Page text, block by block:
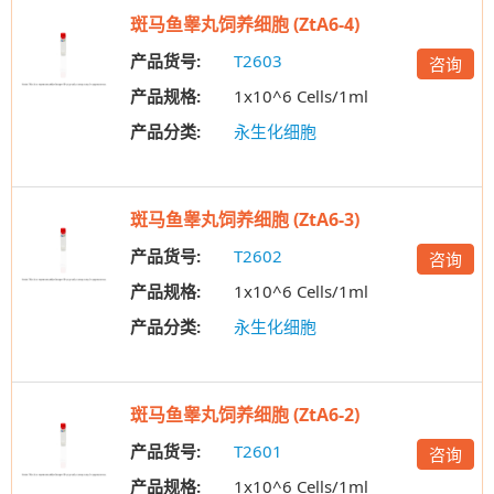
斑马鱼睾丸饲养细胞 (ZtA6-4)
产品货号: T2603
咨询
产品规格:
1x10^6 Cells/1ml
产品分类:
永生化细胞
斑马鱼睾丸饲养细胞 (ZtA6-3)
产品货号: T2602
咨询
产品规格:
1x10^6 Cells/1ml
产品分类:
永生化细胞
斑马鱼睾丸饲养细胞 (ZtA6-2)
产品货号: T2601
咨询
产品规格:
1x10^6 Cells/1ml